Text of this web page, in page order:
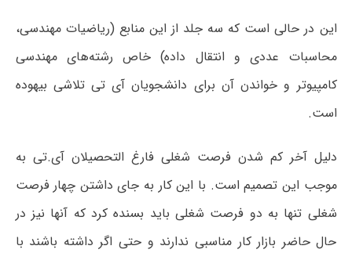
این در حالی است که سه جلد از این منابع (ریاضیات مهندسی،
محاسبات عددی و انتقال داده) خاص رشته‌های مهندسی
کامپیوتر و خواندن آن برای دانشجویان آی تی تلاشی بیهوده
است.
دلیل آخر کم شدن فرصت شغلی فارغ التحصیلان آی.تی به
موجب این تصمیم است. با این کار به جای داشتن چهار فرصت
شغلی تنها به دو فرصت شغلی باید بسنده کرد که آنها نیز در
حال حاضر بازار کار مناسبی ندارند و حتی اگر داشته باشند با